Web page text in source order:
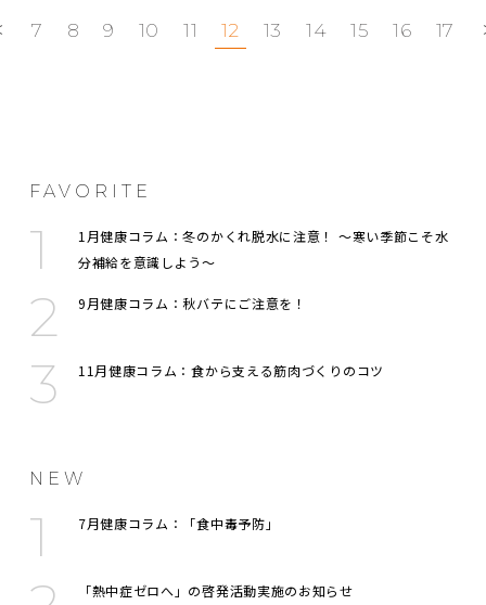
7 8 9 10 11 12 13 14 15 16 17
FAVORITE
1月健康コラム：冬のかくれ脱水に注意！ 〜寒い季節こそ水
分補給を意識しよう〜
9月健康コラム：秋バテにご注意を！
11月健康コラム：食から支える筋肉づくりのコツ
NEW
7月健康コラム：「食中毒予防」
「熱中症ゼロへ」の啓発活動実施のお知らせ